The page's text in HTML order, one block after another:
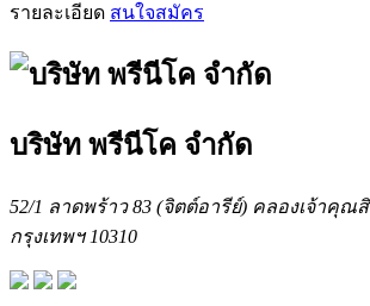
รายละเอียด สนใจสมัคร
บริษัท พรีนีโค จำกัด
52/1 ลาดพร้าว 83 (จิตต์อารีย์) คลองเจ้าคุณ
กรุงเทพฯ 10310